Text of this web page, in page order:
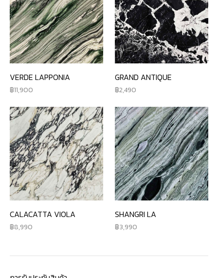
VERDE LAPPONIA
11,900
GRAND ANTIQUE
2,490
CALACATTA VIOLA
8,990
SHANGRI LA
3,990